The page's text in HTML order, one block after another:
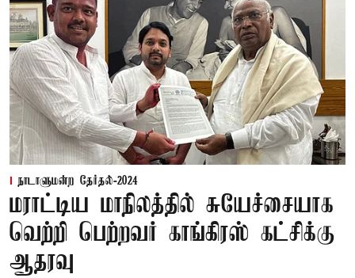
நாடாளுமன்ற தேர்தல்-2024
மராட்டிய மாநிலத்தில் சுயேச்சையாக
வெற்றி பெற்றவர் காங்கிரஸ் கட்சிக்கு
ஆதரவு